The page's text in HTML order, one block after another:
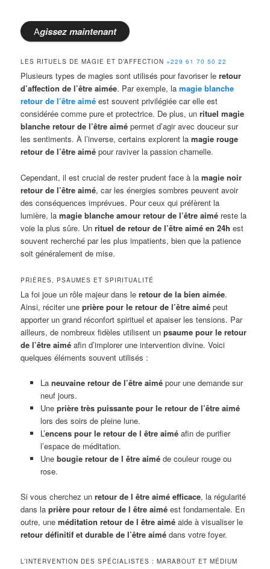
Agissezmaintenant
LES RITUELS DE MAGIE ET D’AFFECTION+229 61 70 50 22
Plusieurs types de magies sont utilisés pour favoriser leretour
d’affection de l’être aimée. Par exemple, lamagie blanche
retour de l’être aimé est souvent privilégiée car elle est
considérée comme pure et protectrice. De plus, unrituel magie
blanche retour de l’être aimé permet d’agir avec douceur sur
les sentiments. À l’inverse, certains explorent lamagie rouge
retour de l’être aimé pour raviver la passion charnelle.
Cependant, il est crucial de rester prudent face à lamagie noir
retour de l’être aimé, car les énergies sombres peuvent avoir
des conséquences imprévues. Pour ceux qui préfèrent la
lumière, lamagie blanche amour retour de l’être aimé reste la
voie la plus sûre. Unrituel de retour de l’être aimé en 24h est
souvent recherché par les plus impatients, bien que la patience
soit généralement de mise.
PRIÈRES, PSAUMES ET SPIRITUALITÉ
La foi joue un rôle majeur dans leretour de la bien aimée.
Ainsi, réciter uneprière pour le retour de l’être aimé peut
apporter un grand réconfort spirituel et apaiser les tensions. Par
ailleurs, de nombreux fidèles utilisent unpsaume pour le retour
de l’être aimé afin d’implorer une intervention divine. Voici
quelques éléments souvent utilisés :
La neuvaine retour de l’être aimépour une demande sur
neuf jours.
Une prière très puissante pour le retour de l’être aimé
lors des soirs de pleine lune.
L’encens pour le retour de l être aiméafin de purifier
l’espace de méditation.
Une bougie retour de l être aiméde couleur rouge ou
rose.
Si vous cherchez unretour de l être aimé efficace, la régularité
dans laprière pour retour de l être aimé est fondamentale. En
outre, uneméditation retour de l être aimé aide à visualiser le
retour définitif et durable de l’être aimé dans votre foyer.
L’INTERVENTION DES SPÉCIALISTES : MARABOUT ET MÉDIUM